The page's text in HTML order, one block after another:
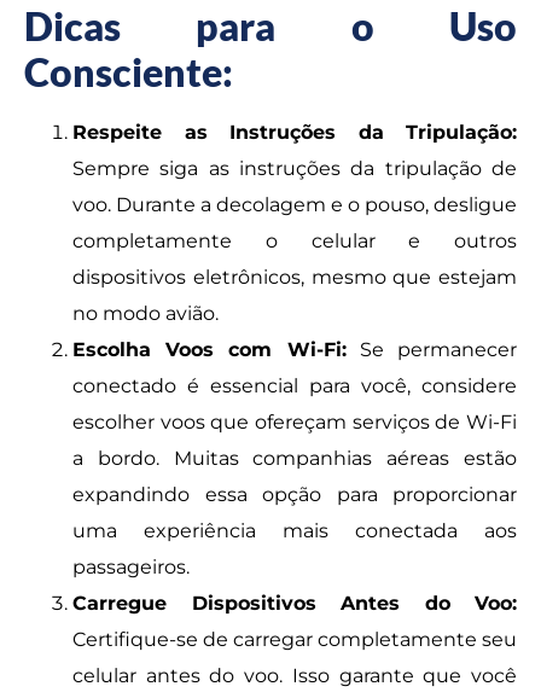
Dicas para o Uso
Consciente:
Respeite as Instruções da Tripulação:
Sempre siga as instruções da tripulação de
voo. Durante a decolagem e o pouso, desligue
completamente o celular e outros
dispositivos eletrônicos, mesmo que estejam
no modo avião.
Escolha Voos com Wi-Fi:Se permanecer
conectado é essencial para você, considere
escolher voos que ofereçam serviços de Wi-Fi
a bordo. Muitas companhias aéreas estão
expandindo essa opção para proporcionar
uma experiência mais conectada aos
passageiros.
Carregue Dispositivos Antes do Voo:
Certifique-se de carregar completamente seu
celular antes do voo. Isso garante que você